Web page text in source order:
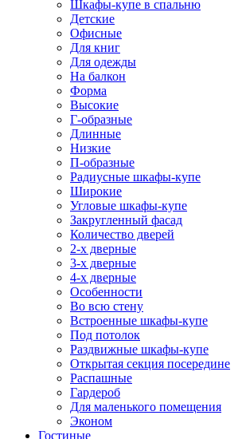
Шкафы-купе в спальню
Детские
Офисные
Для книг
Для одежды
На балкон
Форма
Высокие
Г-образные
Длинные
Низкие
П-образные
Радиусные шкафы-купе
Широкие
Угловые шкафы-купе
Закругленный фасад
Количество дверей
2-х дверные
3-х дверные
4-х дверные
Особенности
Во всю стену
Встроенные шкафы-купе
Под потолок
Раздвижные шкафы-купе
Открытая секция посередине
Распашные
Гардероб
Для маленького помещения
Эконом
Гостиные